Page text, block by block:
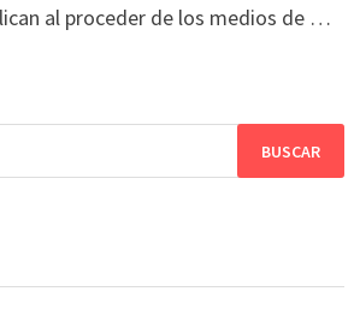
al proceder de los medios de …